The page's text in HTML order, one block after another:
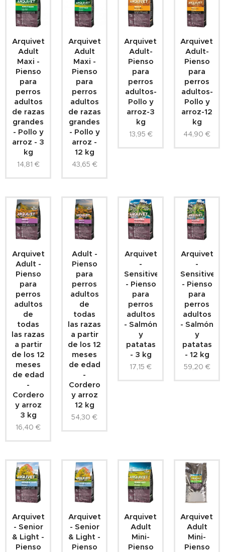
Arquivet
Adult
Maxi -
Pienso
para
perros
adultos
de razas
grandes
- Pollo y
arroz - 3
kg
14,81 €
Arquivet
Adult
Maxi -
Pienso
para
perros
adultos
de razas
grandes
- Pollo y
arroz -
12 kg
43,65 €
Arquivet-
Adult-
Pienso
para
perros
adultos-
Pollo y
arroz-3
kg
13,95 €
Arquivet-
Adult-
Pienso
para
perros
adultos-
Pollo y
arroz-12
kg
44,90 €
Arquivet
Adult -
Pienso
para
perros
adultos
de
todas
las razas
a partir
de los 12
meses
de edad
-
Cordero
y arroz
3 kg
16,40 €
Adult -
Pienso
para
perros
adultos
de
todas
las razas
a partir
de los 12
meses
de edad
-
Cordero
y arroz
12 kg
54,30 €
Arquivet
-
Sensitive
- Pienso
para
perros
adultos
- Salmón
y
patatas
- 3 kg
17,15 €
Arquivet
-
Sensitive
- Pienso
para
perros
adultos
- Salmón
y
patatas
- 12 kg
59,20 €
Arquivet
- Senior
& Light -
Pienso
Arquivet
- Senior
& Light -
Pienso
Arquivet-
Adult
Mini-
Pienso
Arquivet-
Adult
Mini-
Pienso